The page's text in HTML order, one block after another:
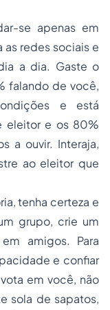
se apenas em
as redes sociais e
a dia. Gaste o
falando de você,
e está
eleitor e os 80%
a ouvir. Interaja,
ao eleitor que
tenha certeza e
grupo, crie um
amigos. Para
e confiar
em você, não
sola de sapatos,